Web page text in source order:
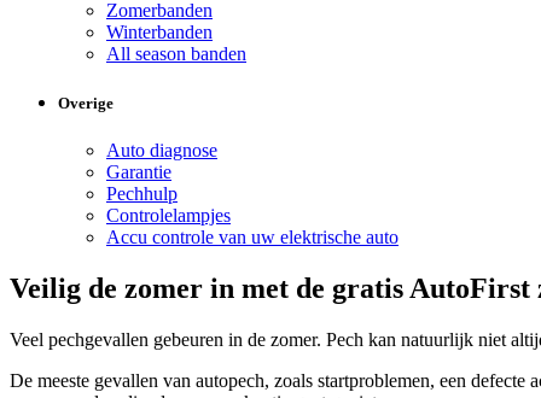
Zomerbanden
Winterbanden
All season banden
Overige
Auto diagnose
Garantie
Pechhulp
Controlelampjes
Accu controle van uw elektrische auto
Veilig de zomer in met de gratis AutoFirst
Veel pechgevallen gebeuren in de zomer. Pech kan natuurlijk niet
De meeste gevallen van autopech, zoals startproblemen, een